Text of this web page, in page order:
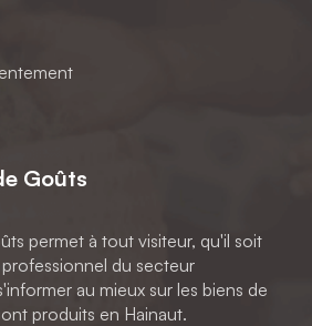
Goûts
permet à tout visiteur, qu'il soit
du secteur
au mieux sur les biens de
produits en Hainaut.